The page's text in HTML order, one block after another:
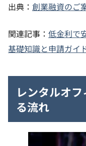
出典： 創業融資のご
関連記事： 低金利で
基礎知識と申請ガイ
レンタルオ
る流れ